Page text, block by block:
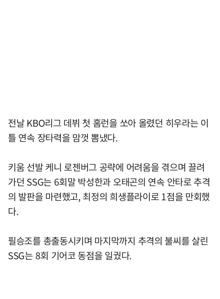
전날 KBO리그 데뷔 첫 홈런을 쏘아 올렸던 히우라는 이
틀 연속 장타력을 맘껏 뽐냈다.
키움 선발 케니 로젠버그 공략에 어려움을 겪으며 끌려
가던 SSG는 6회말 박성한과 오태곤의 연속 안타로 추격
의 발판을 마련했고, 최정의 희생플라이로 1점을 만회했
다.
필승조를 총출동시키며 마지막까지 추격의 불씨를 살린
SSG는 8회 기어코 동점을 일궜다.